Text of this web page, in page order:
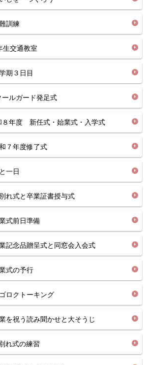
訓練
交通教室
期３日目
ルガード発足式
年度 新任式・始業式・入学式
７年度修了式
一日
れ式と卒業証書授与式
式前日準備
記念品贈呈式と同窓会入会式
式の予行
ロクトーキング
祝う読み聞かせと大そうじ
れ式の練習